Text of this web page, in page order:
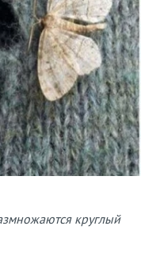
круглый